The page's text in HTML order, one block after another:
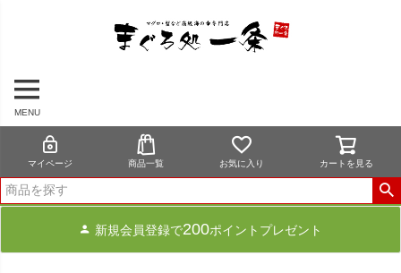
MENU
マイページ 商品一覧 お気に入り カートを見る
新規会員登録で200ポイントプレゼント